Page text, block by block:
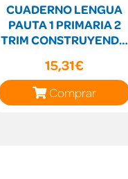
CUADERNO LENGUA
PAUTA 1 PRIMARIA 2
TRIM CONSTRUYENDO
15,31€
Comprar